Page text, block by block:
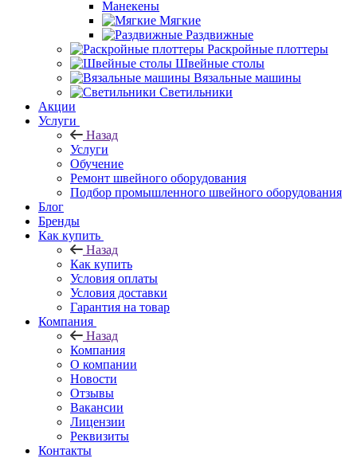
Манекены
Мягкие
Раздвижные
Раскройные плоттеры
Швейные столы
Вязальные машины
Светильники
Акции
Услуги
Назад
Услуги
Обучение
Ремонт швейного оборудования
Подбор промышленного швейного оборудования
Блог
Бренды
Как купить
Назад
Как купить
Условия оплаты
Условия доставки
Гарантия на товар
Компания
Назад
Компания
О компании
Новости
Отзывы
Вакансии
Лицензии
Реквизиты
Контакты